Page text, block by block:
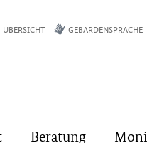
ÜBERSICHT GEBÄRDENSPRACHE
Beratung